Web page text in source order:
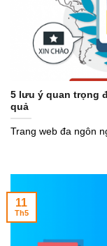
5 lưu ý quan trọng
quả
Trang web đa ngôn
11
Th5